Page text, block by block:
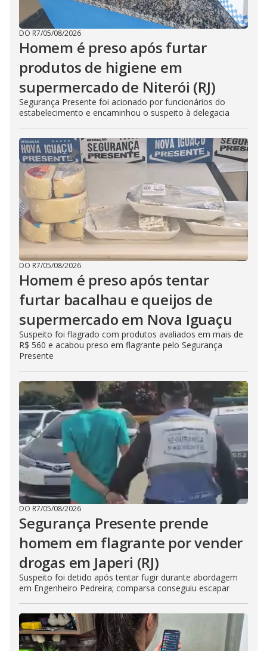
DO R7/05/08/2026
Homem é preso após furtar
produtos de higiene em
supermercado de Niterói (RJ)
Segurança Presente foi acionado por funcionários do
estabelecimento e encaminhou o suspeito à delegacia
DO R7/05/08/2026
Homem é preso após tentar
furtar bacalhau e queijos de
supermercado em Nova Iguaçu
Suspeito foi flagrado com produtos avaliados em mais de
R$ 560 e acabou preso em flagrante pelo Segurança
Presente
DO R7/05/08/2026
Segurança Presente prende
homem em flagrante por vender
drogas em Japeri (RJ)
Suspeito foi detido após tentar fugir durante abordagem
em Engenheiro Pedreira; comparsa conseguiu escapar